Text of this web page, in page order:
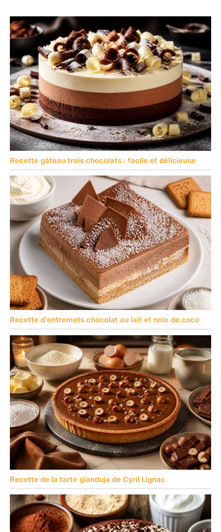
à nous contacter. Nous
vous répondrons dans
les 24 heures.
Recette gâteau trois chocolats : facile et délicieuse
Recette d’entremets chocolat au lait et noix de coco
Recette de la tarte gianduja de Cyril Lignac